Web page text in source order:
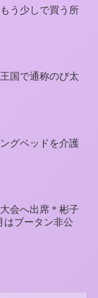
う少しで買う所
国で通称のび太
グベッドを介護
会へ出席＊彬子
はブータン非公